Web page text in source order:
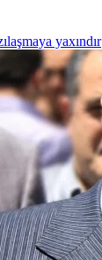
yaxındır